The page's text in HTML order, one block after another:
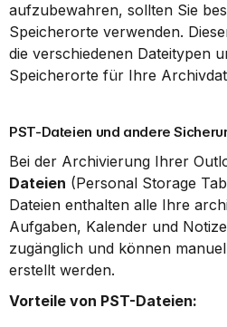
aufzubewahren, sollten Sie
Speicherorte verwenden.
die verschiedenen Dateitypen
Speicherorte für Ihre
PST-Dateien und andere
Bei der Archivierung Ihrer
Dateien (Personal Storage
Dateien enthalten alle Ihre
Aufgaben, Kalender und
zugänglich und können
erstellt werden.
Vorteile von PST-Dateien: